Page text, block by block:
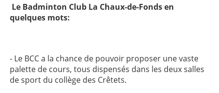
Le Badminton Club La Chaux-de-Fonds en
quelques mots:
- Le BCC a la chance de pouvoir proposer une vaste
palette de cours, tous dispensés dans les deux salles
de sport du collège des Crêtets.